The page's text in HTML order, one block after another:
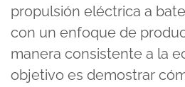
propulsión eléctrica a
con un enfoque de
manera consistente a la
objetivo es demostrar